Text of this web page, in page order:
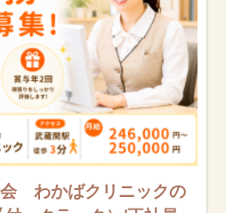
会 わかばクリニックの